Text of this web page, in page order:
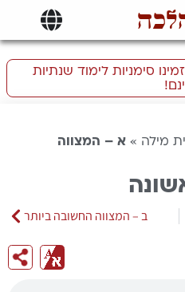
סימניות לימוד שנתיות
מילה » א – המצווה
ב – המצווה החשובה ביותר